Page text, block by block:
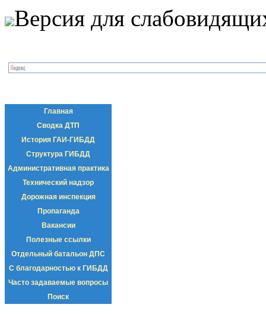
Версия для
Главная
Сводка ДТП
История ГАИ-ГИБДД
Структура ГИБДД
Административная практика
Технический надзор
Дорожная инспекция
Пропаганда
Вакансии
Полезные ссылки
Отдельный батальон ДПС
С благодарностью к ГИБДД
Часто задаваемые вопросы
Поиск